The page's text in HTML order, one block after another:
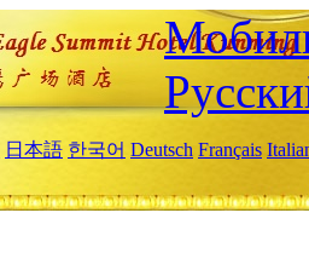
日本語 한국어 Deutsch Français